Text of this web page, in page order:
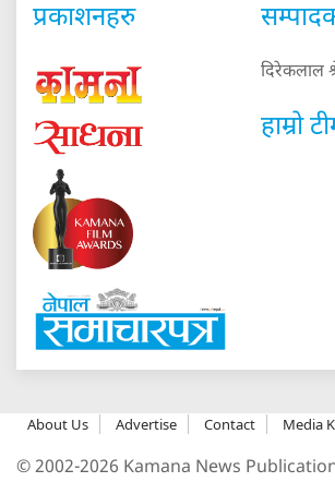
प्रकाशनहरु
दिरेकलाल
हाम्रो
About Us Advertise Contact Media
© 2002-2026 Kamana News